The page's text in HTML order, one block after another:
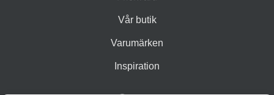
Vår butik
Varumärken
Inspiration